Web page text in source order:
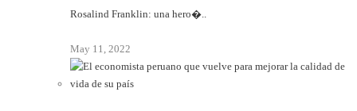
Rosalind Franklin: una hero�..
May 11, 2022